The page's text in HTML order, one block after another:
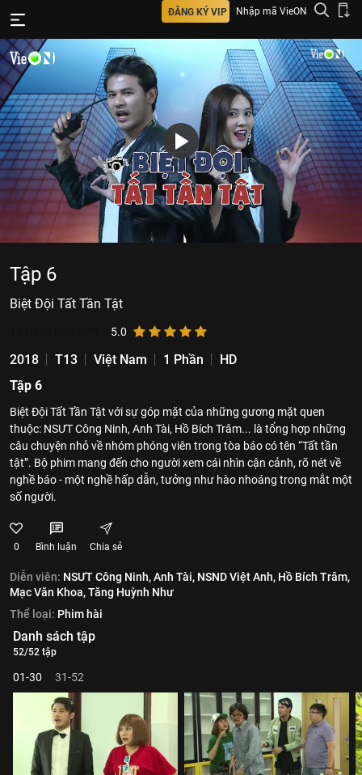
ĐĂNG KÝ VIP Nhập mã VieON
Tập 6
Biệt Đội Tất Tần Tật
5.0
2018 T13 Việt Nam 1 Phần
HD
Tập 6
Biệt Đội Tất Tần Tật với sự góp mặt của những gương mặt quen
thuộc: NSƯT Công Ninh, Anh Tài, Hồ Bích Trâm... là tổng hợp những
câu chuyện nhỏ về nhóm phóng viên trong tòa báo có tên “Tất tần
tật”. Bộ phim mang đến cho người xem cái nhìn cận cảnh, rõ nét về
nghề báo - một nghề hấp dẫn, tưởng như hào nhoáng trong mắt một
số người.
0 Bình luận Chia sẻ
Diễn viên: NSƯT Công Ninh,Anh Tài, NSND Việt Anh, Hồ Bích Trâm,
Mạc Văn Khoa,Tăng Huỳnh Như
Thể loại: Phim hài
Danh sách tập
52/52 tập
01-30 31-52